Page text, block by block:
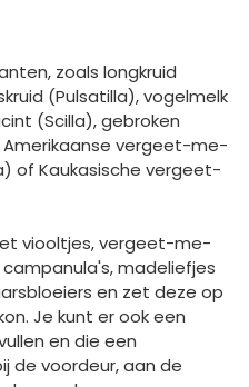
zoals longkruid
(Pulsatilla), vogelmelk
(Scilla), gebroken
vergeet-me-
of Kaukasische vergeet-
viooltjes, vergeet-me-
campanula's, madeliefjes
en zet deze op
Je kunt er ook een
en die een
de voordeur, aan de